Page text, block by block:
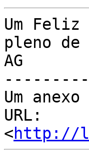
Um
pleno de
AG
Um
URL:
<http://